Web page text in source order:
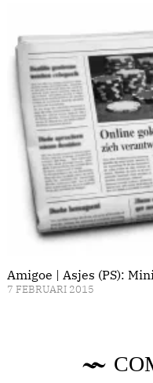
Amigoe | Asjes (PS):
7 FEBRUARI 2015